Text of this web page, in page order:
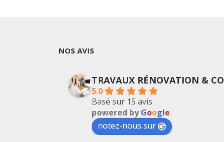
NOS AVIS
TRAVAUX RÉNOVATION & CO
5.0
Basé sur 15 avis
powered byGoogle
notez-nous sur